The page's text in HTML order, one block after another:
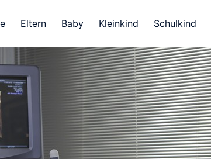
Eltern Baby Kleinkind Schulkind